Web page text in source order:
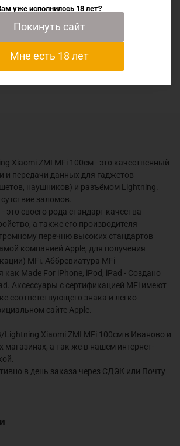
Xiaomi ZMI MFi 100см - это качественный
и передачи данных для гаджетов
наушников) и разъёмом Lightning.
заломов.
- это своего рода стандарт качества
а также его производителя
перечню высоких стандартов
компанией Apple, для получения
MFi. Аббревиатура MFi
Made For iPhone, iPod, iPad - Создано
Аксессуары с сертификацией MFi имеют
соответствующего знака и легко
сайте Apple.
Lightning Xiaomi ZMI MFi 100см в Иваново и
а так же в нашем интернет-
в день заказа через СДЭК или Почту
уже исполнилось 18 лет?
Покинуть сайт
Мне есть 18 лет